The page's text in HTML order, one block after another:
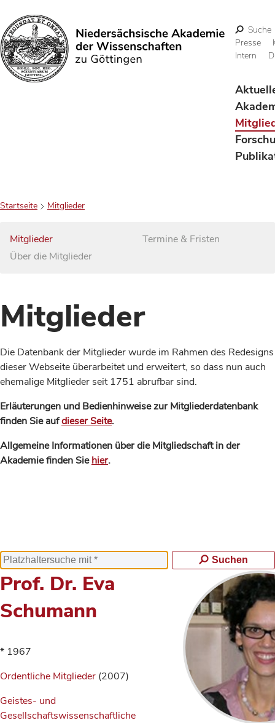
Suchen
Suche
Presse
Intern
Startseite Mitglieder
Mitglieder
Über die Mitglieder
Termine & Fristen
Mitglieder
Die Datenbank der Mitglieder wurde im Rahmen des Redesigns
dieser Webseite überarbeitet und erweitert, so dass nun auch
ehemalige Mitglieder seit 1751 abrufbar sind.
Erläuterungen und Bedienhinweise zur Mitgliederdatenbank
finden Sie aufdieser Seite.
Allgemeine Informationen über die Mitgliedschaft in der
Akademie finden Siehier.
Suchen
Prof. Dr. Eva
Schumann
* 1967
Ordentliche Mitglieder (2007)
Geistes- und
Gesellschaftswissenschaftliche